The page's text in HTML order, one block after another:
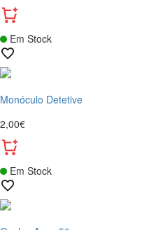
Em Stock
Monóculo Detetive
2,00€
Em Stock